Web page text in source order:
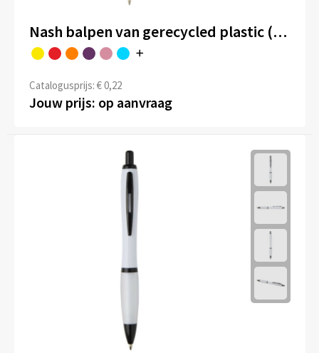
Nash balpen van gerecycled plastic (zwarte inkt)
Catalogusprijs: € 0,22
Jouw prijs: op aanvraag